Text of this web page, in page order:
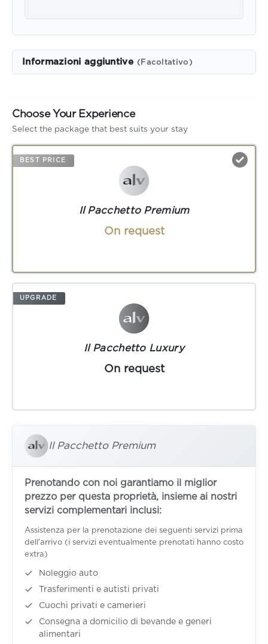
Informazioni aggiuntive (Facoltativo)
Choose Your Experience
Select the package that best suits your stay
BEST PRICE
Il Pacchetto Premium
On request
UPGRADE
Il Pacchetto Luxury
On request
Il Pacchetto Premium
Prenotando con noi garantiamo il miglior
prezzo per questa proprietà, insieme ai nostri
servizi complementari inclusi:
Assistenza per la prenotazione dei seguenti servizi prima
dell'arrivo (i servizi eventualmente prenotati hanno costo
extra)
Noleggio auto
Trasferimenti e autisti privati
Cuochi privati e camerieri
Consegna a domicilio di bevande e generi
alimentari